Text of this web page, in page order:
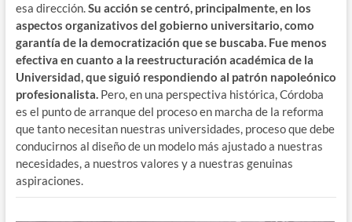
esa dirección.Su acción se centró, principalmente, en los
aspectos organizativos del gobierno universitario, como
garantía de la democratización que se buscaba. Fue menos
efectiva en cuanto a la reestructuración académica de la
Universidad, que siguió respondiendo al patrón napoleónico
profesionalista.Pero, en una perspectiva histórica, Córdoba
es el punto de arranque del proceso en marcha de la reforma
que tanto necesitan nuestras universidades, proceso que debe
conducirnos al diseño de un modelo más ajustado a nuestras
necesidades, a nuestros valores y a nuestras genuinas
aspiraciones.